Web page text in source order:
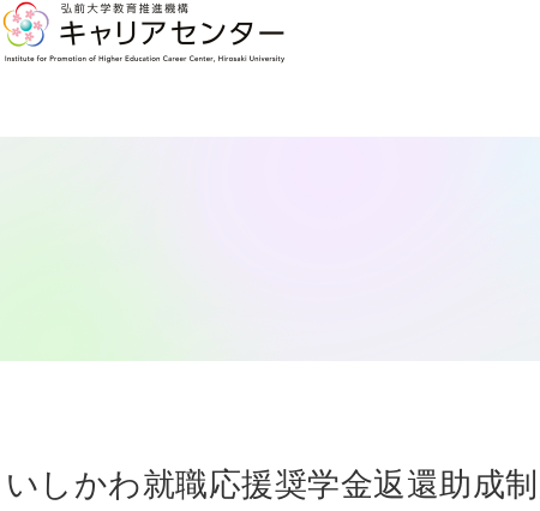
いしかわ就職応援奨学金返還助成